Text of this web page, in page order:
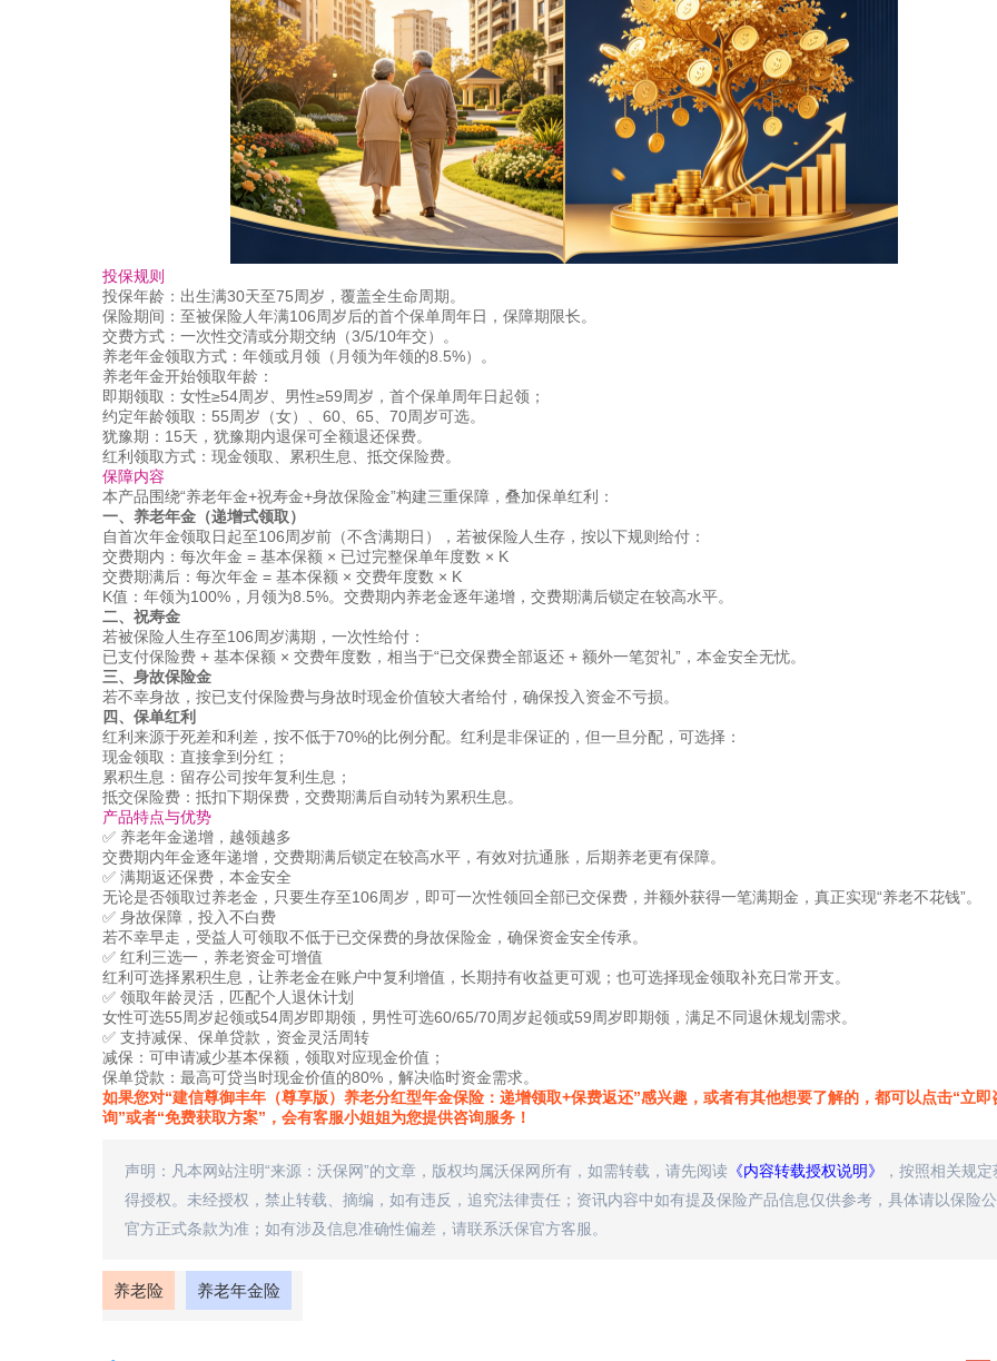
投保规则
投保年龄：出生满30天至75周岁，覆盖全生命周期。
保险期间：至被保险人年满106周岁后的首个保单周年日，保障期限长。
交费方式：一次性交清或分期交纳（3/5/10年交）。
养老年金领取方式：年领或月领（月领为年领的8.5%）。
养老年金开始领取年龄：
即期领取：女性≥54周岁、男性≥59周岁，首个保单周年日起领；
约定年龄领取：55周岁（女）、60、65、70周岁可选。
犹豫期：15天，犹豫期内退保可全额退还保费。
红利领取方式：现金领取、累积生息、抵交保险费。
保障内容
本产品围绕“养老年金+祝寿金+身故保险金”构建三重保障，叠加保单红利：
一、养老年金（递增式领取）
自首次年金领取日起至106周岁前（不含满期日），若被保险人生存，按以下规则给付：
交费期内：每次年金 = 基本保额 × 已过完整保单年度数 × K
交费期满后：每次年金 = 基本保额 × 交费年度数 × K
K值：年领为100%，月领为8.5%。交费期内养老金逐年递增，交费期满后锁定在较高水平。
二、祝寿金
若被保险人生存至106周岁满期，一次性给付：
已支付保险费 + 基本保额 × 交费年度数，相当于“已交保费全部返还 + 额外一笔贺礼”，本金安全无忧。
三、身故保险金
若不幸身故，按已支付保险费与身故时现金价值较大者给付，确保投入资金不亏损。
四、保单红利
红利来源于死差和利差，按不低于70%的比例分配。红利是非保证的，但一旦分配，可选择：
现金领取：直接拿到分红；
累积生息：留存公司按年复利生息；
抵交保险费：抵扣下期保费，交费期满后自动转为累积生息。
产品特点与优势
✅ 养老年金递增，越领越多
交费期内年金逐年递增，交费期满后锁定在较高水平，有效对抗通胀，后期养老更有保障。
✅ 满期返还保费，本金安全
无论是否领取过养老金，只要生存至106周岁，即可一次性领回全部已交保费，并额外获得一笔满期金，真正实现“养老不花钱”。
✅ 身故保障，投入不白费
若不幸早走，受益人可领取不低于已交保费的身故保险金，确保资金安全传承。
✅ 红利三选一，养老资金可增值
红利可选择累积生息，让养老金在账户中复利增值，长期持有收益更可观；也可选择现金领取补充日常开支。
✅ 领取年龄灵活，匹配个人退休计划
女性可选55周岁起领或54周岁即期领，男性可选60/65/70周岁起领或59周岁即期领，满足不同退休规划需求。
✅ 支持减保、保单贷款，资金灵活周转
减保：可申请减少基本保额，领取对应现金价值；
保单贷款：最高可贷当时现金价值的80%，解决临时资金需求。
如果您对“建信尊御丰年（尊享版）养老分红型年金保险：递增领取+保费返还”感兴趣，或者有其他想要了解的，都可以点击“立即
询”或者“免费获取方案”，会有客服小姐姐为您提供咨询服务！
声明：凡本网站注明“来源：沃保网”的文章，版权均属沃保网所有，如需转载，请先阅读《内容转载授权说明》
，按照相关规定
得授权。未经授权，禁止转载、摘编，如有违反，追究法律责任；资讯内容中如有提及保险产品信息仅供参考，具体请以保险公
官方正式条款为准；如有涉及信息准确性偏差，请联系沃保官方客服。
养老险 养老年金险